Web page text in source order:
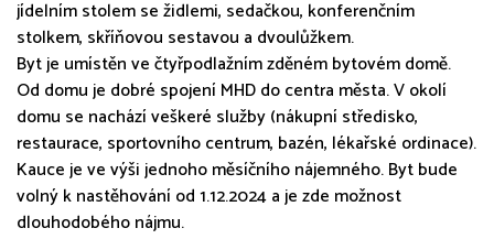
jídelním stolem se židlemi, sedačkou, konferenčním
stolkem, skříňovou sestavou a dvoulůžkem.
Byt je umístěn ve čtyřpodlažním zděném bytovém domě.
Od domu je dobré spojení MHD do centra města. V okolí
domu se nachází veškeré služby (nákupní středisko,
restaurace, sportovního centrum, bazén, lékařské ordinace).
Kauce je ve výši jednoho měsíčního nájemného. Byt bude
volný k nastěhování od 1.12.2024 a je zde možnost
dlouhodobého nájmu.